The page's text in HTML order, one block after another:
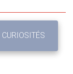
CURIOSITÉS